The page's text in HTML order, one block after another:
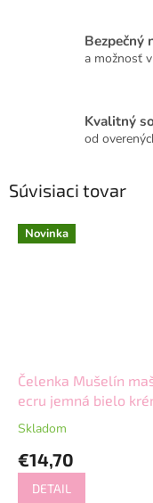
Bezpečný
a možnosť
Kvalitný
od
Súvisiaci tovar
Novinka
Čelenka Mušelín
ecru jemná bielo
Skladom
€14,70
DETAIL